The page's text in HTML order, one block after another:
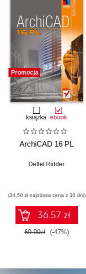
Promocja
książka ebook
ArchiCAD 16 PL
Detlef Ridder
(34,50 zł najniższa cena z 30 dni)
36.57 zł
69.00zł (-47%)